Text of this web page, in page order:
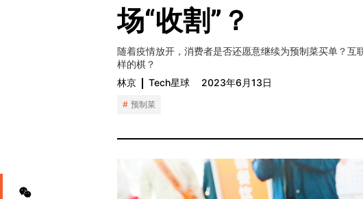
场“收割”？
随着疫情放开，消费者是否还愿意继续为预制菜买单？
样的棋？
林京
Tech星球 2023年6月13日
预制菜